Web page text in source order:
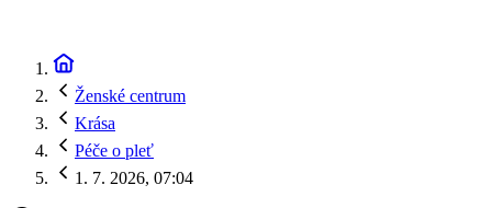
Ženské centrum
Krása
Péče o pleť
1. 7. 2026, 07:04